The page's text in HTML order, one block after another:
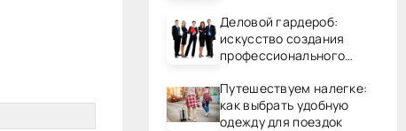
Деловой гардероб:
искусство создания
профессионального
Путешествуем налегке:
как выбрать удобную
одежду для поездок